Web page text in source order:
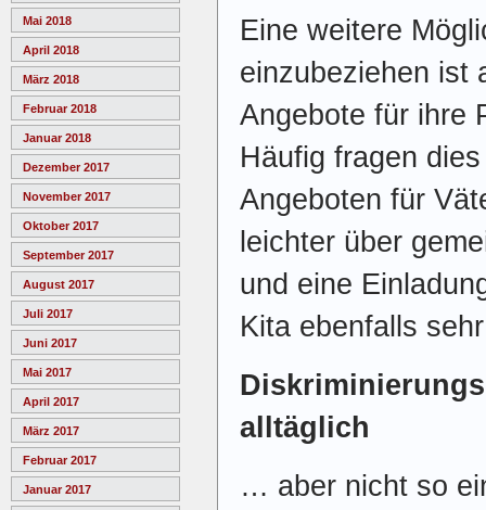
Mai 2018
April 2018
März 2018
Februar 2018
Januar 2018
Dezember 2017
November 2017
Oktober 2017
September 2017
August 2017
Juli 2017
Juni 2017
Mai 2017
April 2017
März 2017
Februar 2017
Januar 2017
Eine weitere
einzubeziehen ist
Angebote für ihre
Häufig fragen
Angeboten für
leichter über
und eine
Kita ebenfalls
alltäglich
… aber nicht so